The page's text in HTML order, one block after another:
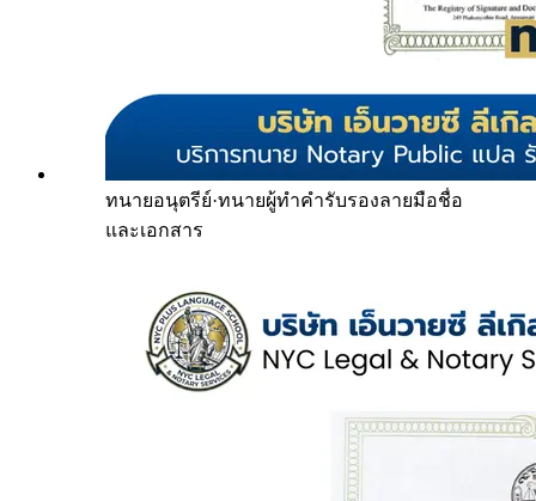
ทนายอนุตรีย์·ทนายผู้ทำคำรับรองลายมือชื่อ
และเอกสาร